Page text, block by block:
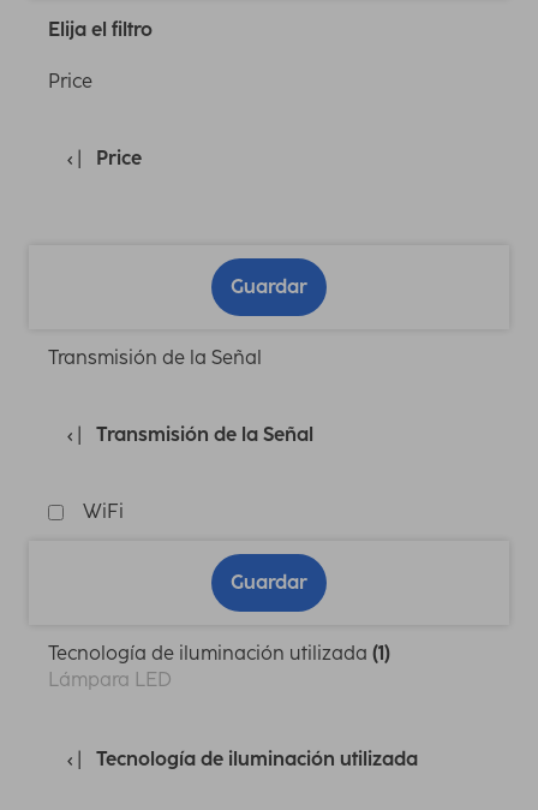
Elija el filtro
Price
Price
Guardar
Transmisión de la Señal
Transmisión de la Señal
WiFi
Guardar
Tecnología de iluminación utilizada (1)
Lámpara LED
Tecnología de iluminación utilizada